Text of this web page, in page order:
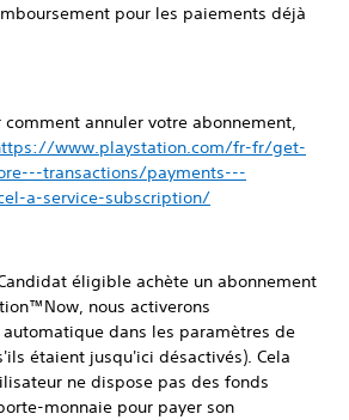
pour les paiements déjà
annuler votre abonnement,
www.playstation.com/fr-fr/get-
transactions/payments---
a-service-subscription/
éligible achète un abonnement
nous activerons
dans les paramètres de
étaient jusqu'ici désactivés). Cela
ne dispose pas des fonds
monnaie pour payer son